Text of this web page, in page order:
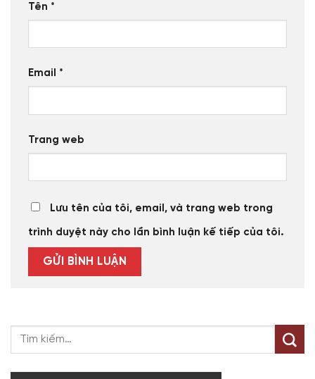
Tên *
Email *
Trang web
Lưu tên của tôi, email, và trang web trong
trình duyệt này cho lần bình luận kế tiếp của tôi.